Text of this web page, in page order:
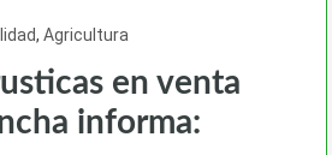
, Agricultura
en venta
informa: